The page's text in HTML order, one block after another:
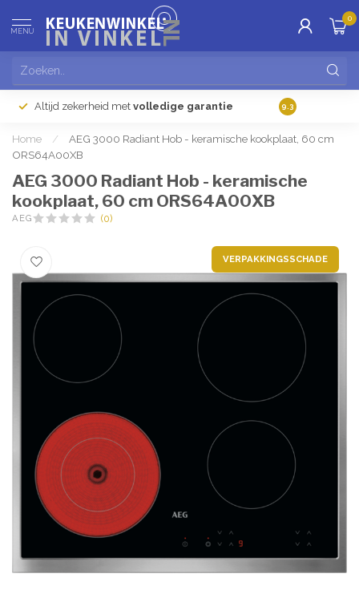
MENU
0
Altijd zekerheid met volledige garantie Gratis
9.3
Home /
AEG 3000 Radiant Hob - keramische kookplaat, 60 cm
ORS64A00XB
AEG 3000 Radiant Hob - keramische
kookplaat, 60 cm ORS64A00XB
AEG (0)
VERPAKKINGSSCHADE